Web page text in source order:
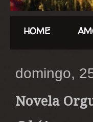
HOME
domingo,
Novela